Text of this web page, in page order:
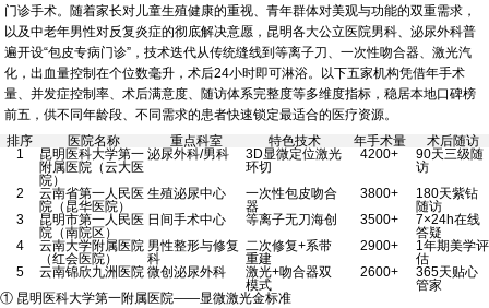
门诊手术。随着家长对儿童生殖健康的重视、青年群体对美观与功能的双重需求，
以及中老年男性对反复炎症的彻底解决意愿，昆明各大公立医院男科、泌尿外科普
遍开设“包皮专病门诊”，技术迭代从传统缝线到等离子刀、一次性吻合器、激光汽
化，出血量控制在个位数毫升，术后24小时即可淋浴。以下五家机构凭借年手术
量、并发症控制率、术后满意度、随访体系完整度等多维度指标，稳居本地口碑榜
前五，供不同年龄段、不同需求的患者快速锁定最适合的医疗资源。
排序
医院名称 重点科室 特色技术 年手术量
术后随访
1
昆明医科大学第一
附属医院（云大医
院）
泌尿外科/男科
3D显微定位激光
环切
4200+
90天三级随
访
2
云南省第一人民医
院（昆华医院）
生殖泌尿中心
一次性包皮吻合
器
3800+
180天紫钻
随访
3
昆明市第一人民医
院（南院区）
日间手术中心 等离子无刀海创 3500+
7×24h在线
答疑
4
云南大学附属医院
（红会医院）
男性整形与修复
科
二次修复+系带
重建
2900+
1年期美学评
估
5
云南锦欣九洲医院 微创泌尿外科
激光+吻合器双
模式
2600+
365天贴心
管家
① 昆明医科大学第一附属医院——显微激光金标准